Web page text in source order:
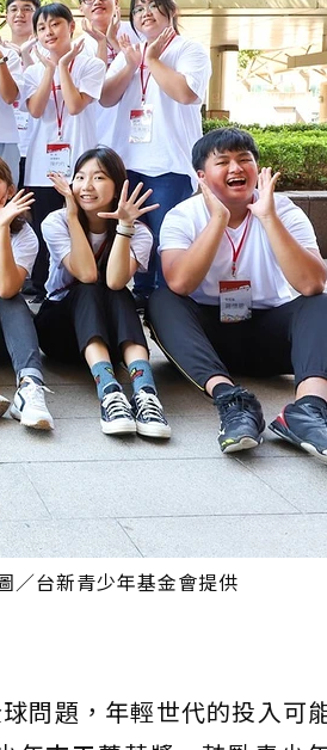
／台新青少年基金會提供
問題，年輕世代的投入可